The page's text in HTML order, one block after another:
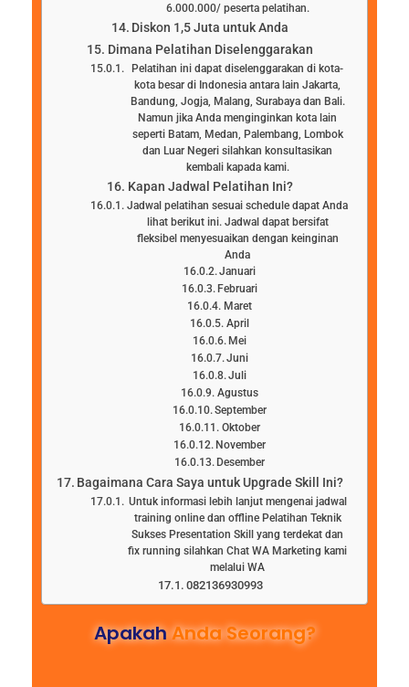
6.000.000/ peserta pelatihan.
Diskon 1,5 Juta untuk Anda
Dimana Pelatihan Diselenggarakan
Pelatihan ini dapat diselenggarakan di kota-
kota besar di Indonesia antara lain Jakarta,
Bandung, Jogja, Malang, Surabaya dan Bali.
Namun jika Anda menginginkan kota lain
seperti Batam, Medan, Palembang, Lombok
dan Luar Negeri silahkan konsultasikan
kembali kapada kami.
Kapan Jadwal Pelatihan Ini?
Jadwal pelatihan sesuai schedule dapat Anda
lihat berikut ini. Jadwal dapat bersifat
fleksibel menyesuaikan dengan keinginan
Anda
Januari
Februari
Maret
April
Mei
Juni
Juli
Agustus
September
Oktober
November
Desember
Bagaimana Cara Saya untuk Upgrade Skill Ini?
Untuk informasi lebih lanjut mengenai jadwal
training online dan offline Pelatihan Teknik
Sukses Presentation Skill yang terdekat dan
fix running silahkan Chat WA Marketing kami
melalui WA
082136930993
ApakahAnda Seorang?